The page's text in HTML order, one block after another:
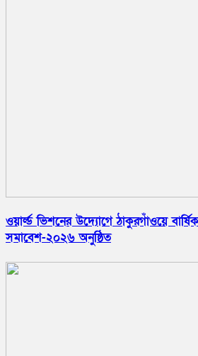
ওয়ার্ল্ড ভিশনের উদ্যোগে ঠাকুরগাঁওয়ে
সমাবেশ-২০২৬ অনুষ্ঠিত